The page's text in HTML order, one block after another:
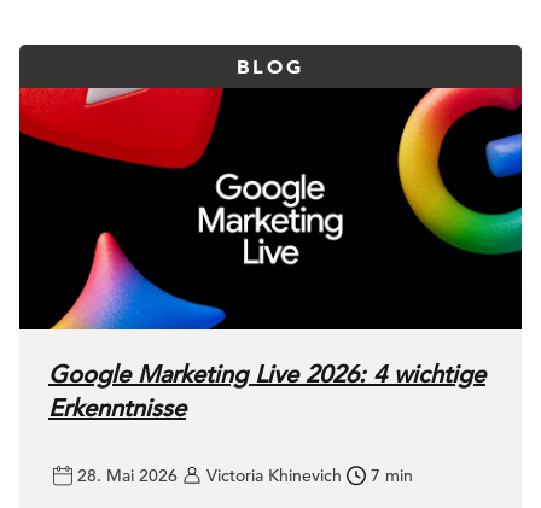
BLOG
Google Marketing Live 2026: 4 wichtige
Erkenntnisse
28. Mai 2026 Victoria Khinevich 7 min